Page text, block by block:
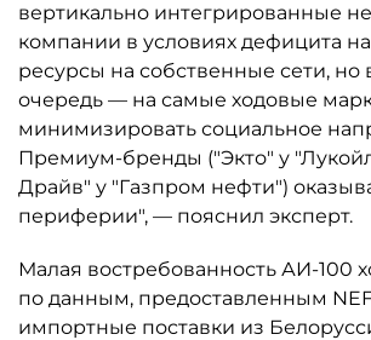
вертикально интегрированные
компании в условиях дефицита
ресурсы на собственные сети, но
очередь — на самые ходовые
минимизировать социальное
Премиум-бренды ("Экто" у
Драйв" у "Газпром нефти")
периферии", — пояснил эксперт.
Малая востребованность АИ-100
по данным, предоставленным
импортные поставки из